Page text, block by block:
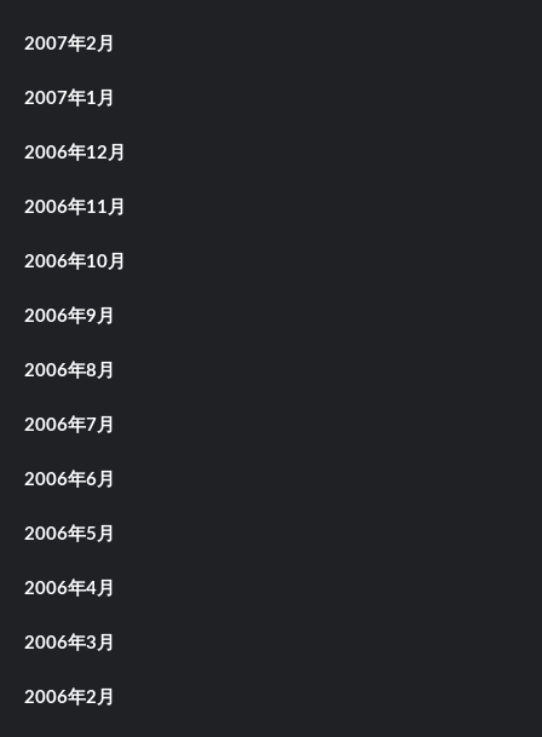
2007年2月
2007年1月
2006年12月
2006年11月
2006年10月
2006年9月
2006年8月
2006年7月
2006年6月
2006年5月
2006年4月
2006年3月
2006年2月